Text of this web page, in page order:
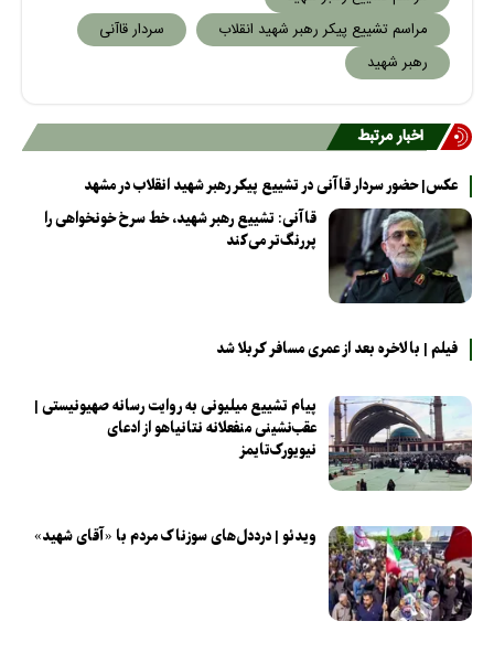
مراسم تشییع پیکر رهبر شهید انقلاب
سردار قاآنی
رهبر شهید
اخبار مرتبط
عکس| حضور سردار قاآنی در تشییع پیکر رهبر شهید انقلاب در مشهد
قاآنی: تشییع رهبر شهید، خط سرخ خونخواهی را
پررنگ‌تر می‌کند
فیلم | بالاخره بعد از عمری مسافر کربلا شد
پیام تشییع میلیونی به روایت رسانه صهیونیستی |
عقب‌نشینی منفعلانه نتانیاهو از ادعای
نیویورک‌تایمز
ویدئو | درددل‌های سوزناک مردم با «آقای شهید»